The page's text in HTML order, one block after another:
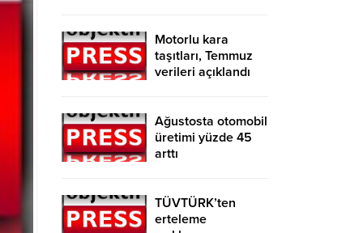
Motorlu kara
taşıtları, Temmuz
verileri açıklandı
Ağustosta otomobil
üretimi yüzde 45
arttı
TÜVTÜRK’ten
erteleme